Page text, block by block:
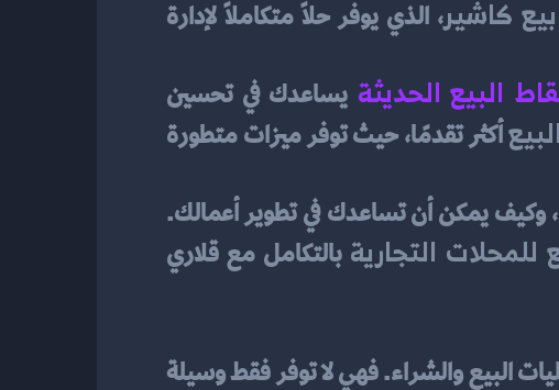
كاشير
البيع الحديثة
التجارية